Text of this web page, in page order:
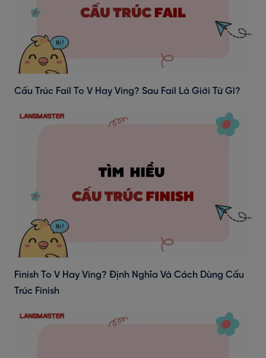
Cấu Trúc Fail To V Hay Ving? Sau Fail Là Giới Từ Gì?
Finish To V Hay Ving? Định Nghĩa Và Cách Dùng Cấu
Trúc Finish